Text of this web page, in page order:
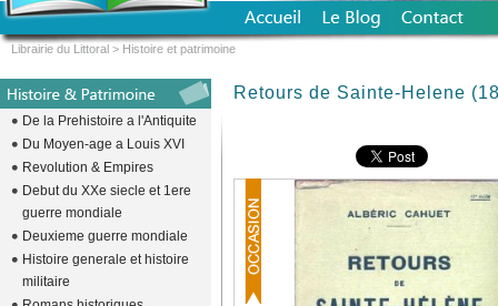
Retours de Sainte-Helene
De la Prehistoire a l'Antiquite
Du Moyen-age a Louis XVI
Revolution & Empires
Debut du XXe siecle et 1ere
guerre mondiale
Deuxieme guerre mondiale
Histoire generale et histoire
militaire
Librairie du Littoral > Histoire et patrimoine